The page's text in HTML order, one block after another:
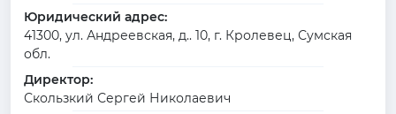
Юридический адрес:
41300, ул. Андреевская, д.. 10, г. Кролевец, Сумская
обл.
Директор:
Скользкий Сергей Николаевич